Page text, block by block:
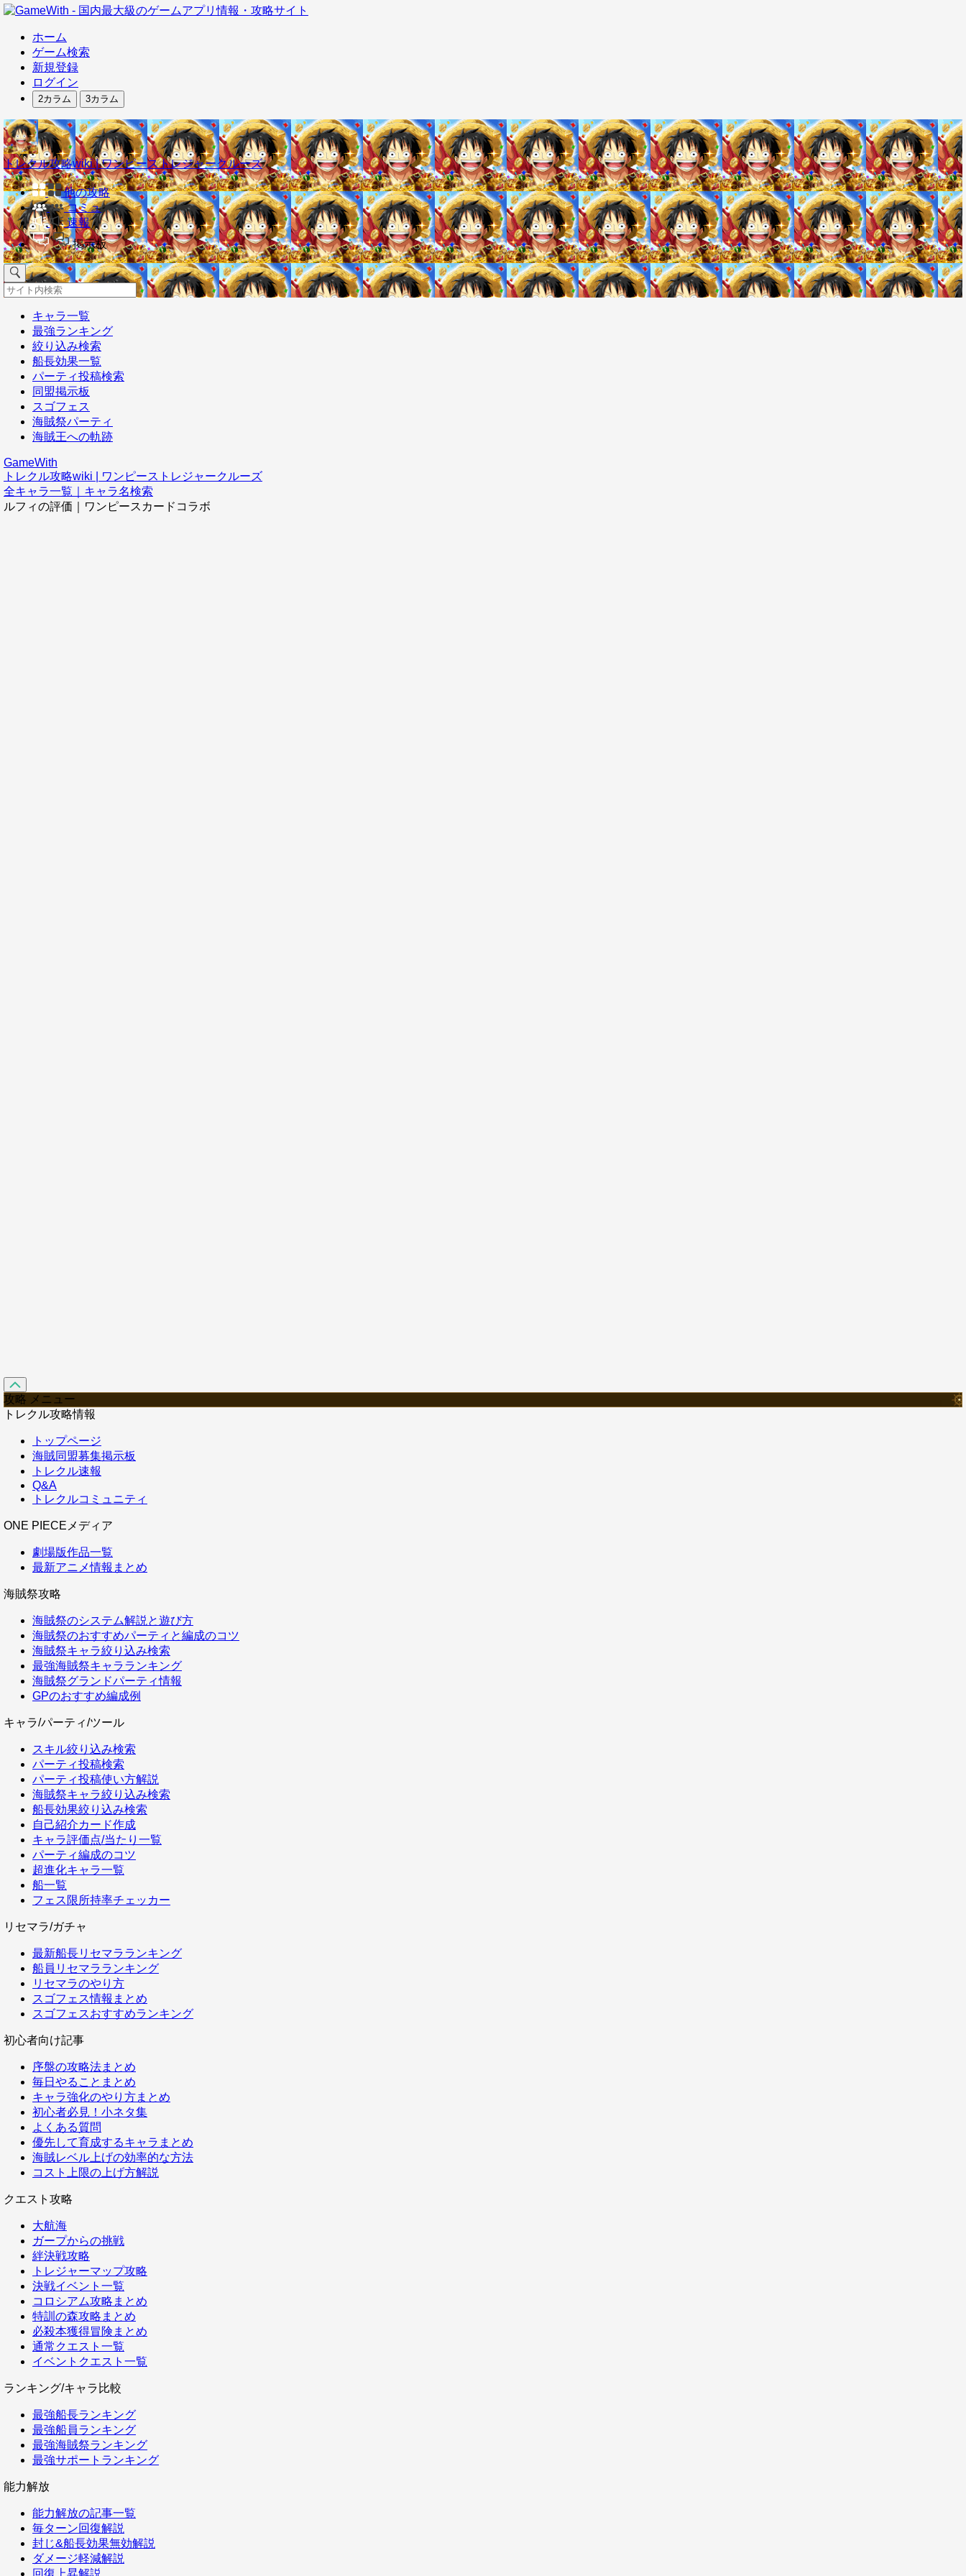
ホーム
ゲーム検索
新規登録
ログイン
2カラム 3カラム
トレクル攻略wiki | ワンピーストレジャークルーズ
他の攻略
コミュ
速報
掲示板
キャラ一覧
最強ランキング
絞り込み検索
船長効果一覧
パーティ投稿検索
同盟掲示板
スゴフェス
海賊祭パーティ
海賊王への軌跡
GameWith
トレクル攻略wiki | ワンピーストレジャークルーズ
全キャラ一覧｜キャラ名検索
ルフィの評価｜ワンピースカードコラボ
攻略 メニュー
トレクル攻略情報
トップページ
海賊同盟募集掲示板
トレクル速報
Q&A
トレクルコミュニティ
ONE PIECEメディア
劇場版作品一覧
最新アニメ情報まとめ
海賊祭攻略
海賊祭のシステム解説と遊び方
海賊祭のおすすめパーティと編成のコツ
海賊祭キャラ絞り込み検索
最強海賊祭キャラランキング
海賊祭グランドパーティ情報
GPのおすすめ編成例
キャラ/パーティ/ツール
スキル絞り込み検索
パーティ投稿検索
パーティ投稿使い方解説
海賊祭キャラ絞り込み検索
船長効果絞り込み検索
自己紹介カード作成
キャラ評価点/当たり一覧
パーティ編成のコツ
超進化キャラ一覧
船一覧
フェス限所持率チェッカー
リセマラ/ガチャ
最新船長リセマラランキング
船員リセマラランキング
リセマラのやり方
スゴフェス情報まとめ
スゴフェスおすすめランキング
初心者向け記事
序盤の攻略法まとめ
毎日やることまとめ
キャラ強化のやり方まとめ
初心者必見！小ネタ集
よくある質問
優先して育成するキャラまとめ
海賊レベル上げの効率的な方法
コスト上限の上げ方解説
クエスト攻略
大航海
ガープからの挑戦
絆決戦攻略
トレジャーマップ攻略
決戦イベント一覧
コロシアム攻略まとめ
特訓の森攻略まとめ
必殺本獲得冒険まとめ
通常クエスト一覧
イベントクエスト一覧
ランキング/キャラ比較
最強船長ランキング
最強船員ランキング
最強海賊祭ランキング
最強サポートランキング
能力解放
能力解放の記事一覧
毎ターン回復解説
封じ&船長効果無効解説
ダメージ軽減解説
回復上昇解説